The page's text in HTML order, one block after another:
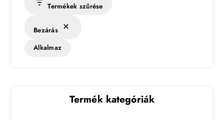
Termékek szűrése
Bezárás
Alkalmaz
Termék kategóriák